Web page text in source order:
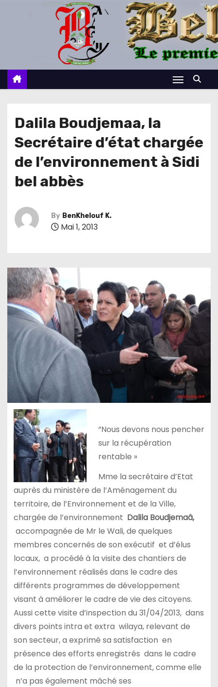
c
Dalila Boudjemaa, la
Secrétaire d’état chargée
de l’environnement à Sidi
bel abbès
By BenKhelouf K.
Mai 1, 2013
“Nous devons nous pencher
sur la récupération
rentable »
Mme la secrétaire d’Etat
auprès du ministère de l’Aménagement du
territoire, de l’Environnement et de la Ville,
chargée de l’environnement Dalila Boudjemaâ,
accompagnée de Mr le Wali, de quelques
membres concernés de son exécutif et d’élus
locaux, a procédé à la visite des chantiers de
l’environnement réalisés dans le cadre des
différents programmes de développement
visant à améliorer le cadre de vie des citoyens.
Aussi cette visite d’inspection du 31/04/2013, dans
divers points intra et extra wilaya, relevant de
son secteur, a exprimé sa satisfaction en
présence des efforts enregistrés dans le cadre
de la protection de l’environnement, comme elle
n’a pas également mâché ses